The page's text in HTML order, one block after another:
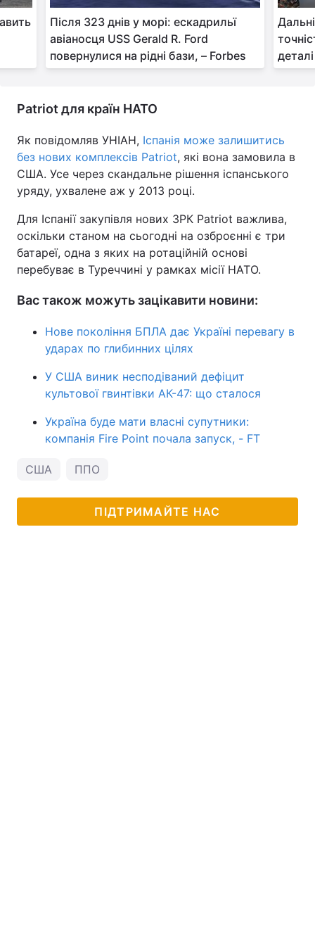
Після 323 днів у морі: ескадрильї
авіаносця USS Gerald R. Ford
повернулися на рідні бази, – Forbes
Patriot для країн НАТО
Як повідомляв УНІАН, Іспанія може залишитись
без нових комплексів Patriot, які вона замовила в
США. Усе через скандальне рішення іспанського
уряду, ухвалене аж у 2013 році.
Для Іспанії закупівля нових ЗРК Patriot важлива,
оскільки станом на сьогодні на озброєнні є три
батареї, одна з яких на ротаційній основі
перебуває в Туреччині у рамках місії НАТО.
Вас також можуть зацікавити новини:
Нове покоління БПЛА дає Україні перевагу в
ударах по глибинних цілях
У США виник несподіваний дефіцит
культової гвинтівки АК-47: що сталося
Україна буде мати власні супутники:
компанія Fire Point почала запуск, - FT
США ППО
ПІДТРИМАЙТЕ НАС